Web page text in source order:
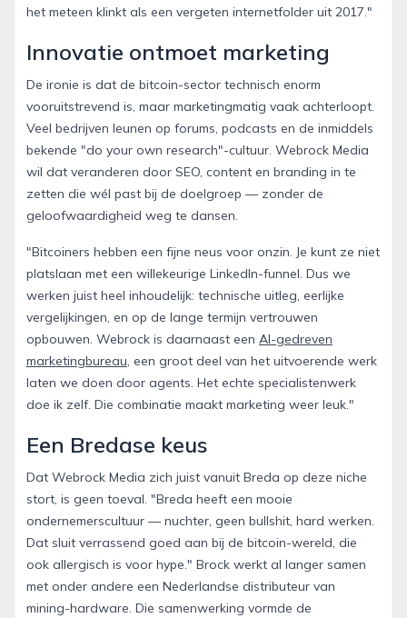
het meteen klinkt als een vergeten internetfolder uit 2017."
Innovatie ontmoet marketing
De ironie is dat de bitcoin-sector technisch enorm
vooruitstrevend is, maar marketingmatig vaak achterloopt.
Veel bedrijven leunen op forums, podcasts en de inmiddels
bekende "do your own research"-cultuur. Webrock Media
wil dat veranderen door SEO, content en branding in te
zetten die wél past bij de doelgroep — zonder de
geloofwaardigheid weg te dansen.
"Bitcoiners hebben een fijne neus voor onzin. Je kunt ze niet
platslaan met een willekeurige LinkedIn-funnel. Dus we
werken juist heel inhoudelijk: technische uitleg, eerlijke
vergelijkingen, en op de lange termijn vertrouwen
opbouwen. Webrock is daarnaast een AI-gedreven
marketingbureau, een groot deel van het uitvoerende werk
laten we doen door agents. Het echte specialistenwerk
doe ik zelf. Die combinatie maakt marketing weer leuk."
Een Bredase keus
Dat Webrock Media zich juist vanuit Breda op deze niche
stort, is geen toeval. "Breda heeft een mooie
ondernemerscultuur — nuchter, geen bullshit, hard werken.
Dat sluit verrassend goed aan bij de bitcoin-wereld, die
ook allergisch is voor hype." Brock werkt al langer samen
met onder andere een Nederlandse distributeur van
mining-hardware. Die samenwerking vormde de